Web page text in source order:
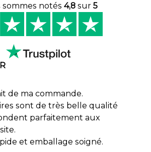
sommes notés 4,8 sur 5
de ma commande.
sont de très belle qualité
parfaitement aux
et emballage soigné.